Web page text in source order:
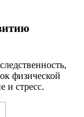
физической
и стресс.